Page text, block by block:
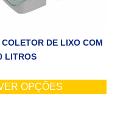
DE LIXO COM
LITROS
OPÇÕES